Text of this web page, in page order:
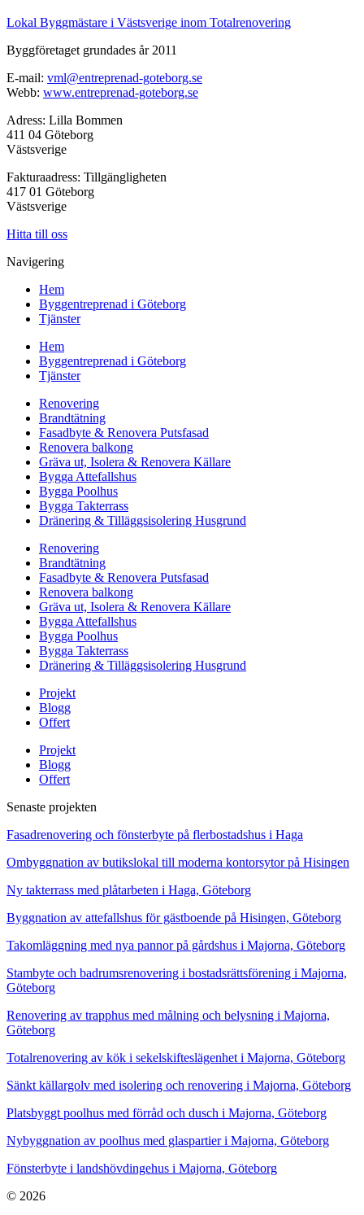
Lokal Byggmästare i Västsverige inom Totalrenovering
Byggföretaget grundades år 2011
E-mail: vml@entreprenad-goteborg.se
Webb: www.entreprenad-goteborg.se
Adress: Lilla Bommen
411 04 Göteborg
Västsverige
Fakturaadress: Tillgängligheten
417 01 Göteborg
Västsverige
Hitta till oss
Navigering
Hem
Byggentreprenad i Göteborg
Tjänster
Hem
Byggentreprenad i Göteborg
Tjänster
Renovering
Brandtätning
Fasadbyte & Renovera Putsfasad
Renovera balkong
Gräva ut, Isolera & Renovera Källare
Bygga Attefallshus
Bygga Poolhus
Bygga Takterrass
Dränering & Tilläggsisolering Husgrund
Renovering
Brandtätning
Fasadbyte & Renovera Putsfasad
Renovera balkong
Gräva ut, Isolera & Renovera Källare
Bygga Attefallshus
Bygga Poolhus
Bygga Takterrass
Dränering & Tilläggsisolering Husgrund
Projekt
Blogg
Offert
Projekt
Blogg
Offert
Senaste projekten
Fasadrenovering och fönsterbyte på flerbostadshus i Haga
Ombyggnation av butikslokal till moderna kontorsytor på Hisingen
Ny takterrass med plåtarbeten i Haga, Göteborg
Byggnation av attefallshus för gästboende på Hisingen, Göteborg
Takomläggning med nya pannor på gårdshus i Majorna, Göteborg
Stambyte och badrumsrenovering i bostadsrättsförening i Majorna,
Göteborg
Renovering av trapphus med målning och belysning i Majorna,
Göteborg
Totalrenovering av kök i sekelskifteslägenhet i Majorna, Göteborg
Sänkt källargolv med isolering och renovering i Majorna, Göteborg
Platsbyggt poolhus med förråd och dusch i Majorna, Göteborg
Nybyggnation av poolhus med glaspartier i Majorna, Göteborg
Fönsterbyte i landshövdingehus i Majorna, Göteborg
© 2026